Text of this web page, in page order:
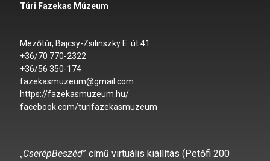
Túri Fazekas Múzeum
Mezőtúr, Bajcsy-Zsilinszky E. út 41.
+36/70 770-2322
+36/56 350-174
fazekasmuzeum@gmail.com
https://fazekasmuzeum.hu/
facebook.com/turifazekasmuzeum
„CserépBeszéd” című virtuális kiállítás (Petőfi 200